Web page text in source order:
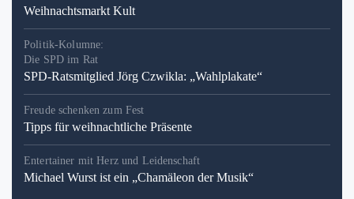
Weihnachtsmarkt Kult
Politik-Kolumne:
Die SPD im Rat
SPD-Ratsmitglied Jörg Czwikla: „Wahlplakate“
Freude schenken zum Fest
Tipps für weihnachtliche Präsente
Entertainer mit Herz und Leidenschaft
Michael Wurst ist ein „Chamäleon der Musik“